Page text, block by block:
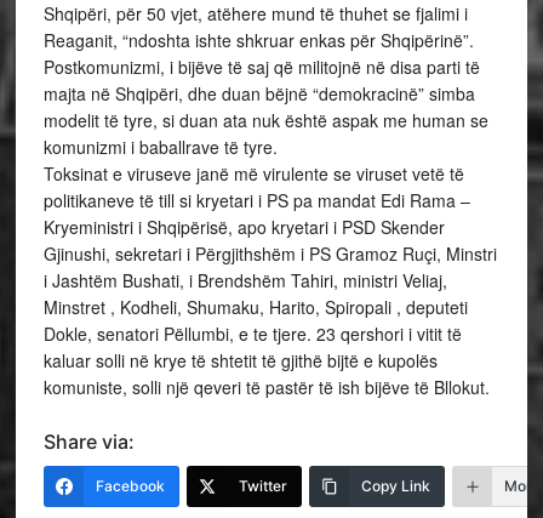
Shqipëri, për 50 vjet, atëhere mund të thuhet se fjalimi i
Reaganit, “ndoshta ishte shkruar enkas për Shqipërinë”.
Postkomunizmi, i bijëve të saj që militojnë në disa parti të
majta në Shqipëri, dhe duan bëjnë “demokracinë” simba
modelit të tyre, si duan ata nuk është aspak me human se
komunizmi i baballrave të tyre.
Toksinat e viruseve janë më virulente se viruset vetë të
politikaneve të till si kryetari i PS pa mandat Edi Rama –
Kryeministri i Shqipërisë, apo kryetari i PSD Skender
Gjinushi, sekretari i Përgjithshëm i PS Gramoz Ruçi, Minstri
i Jashtëm Bushati, i Brendshëm Tahiri, ministri Veliaj,
Minstret , Kodheli, Shumaku, Harito, Spiropali , deputeti
Dokle, senatori Pëllumbi, e te tjere. 23 qershori i vitit të
kaluar solli në krye të shtetit të gjithë bijtë e kupolës
komuniste, solli një qeveri të pastër të ish bijëve të Bllokut.
Share via:
Facebook Twitter Copy Link More